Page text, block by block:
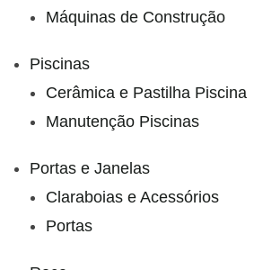
Máquinas de Construção
Piscinas
Cerâmica e Pastilha Piscina
Manutenção Piscinas
Portas e Janelas
Claraboias e Acessórios
Portas